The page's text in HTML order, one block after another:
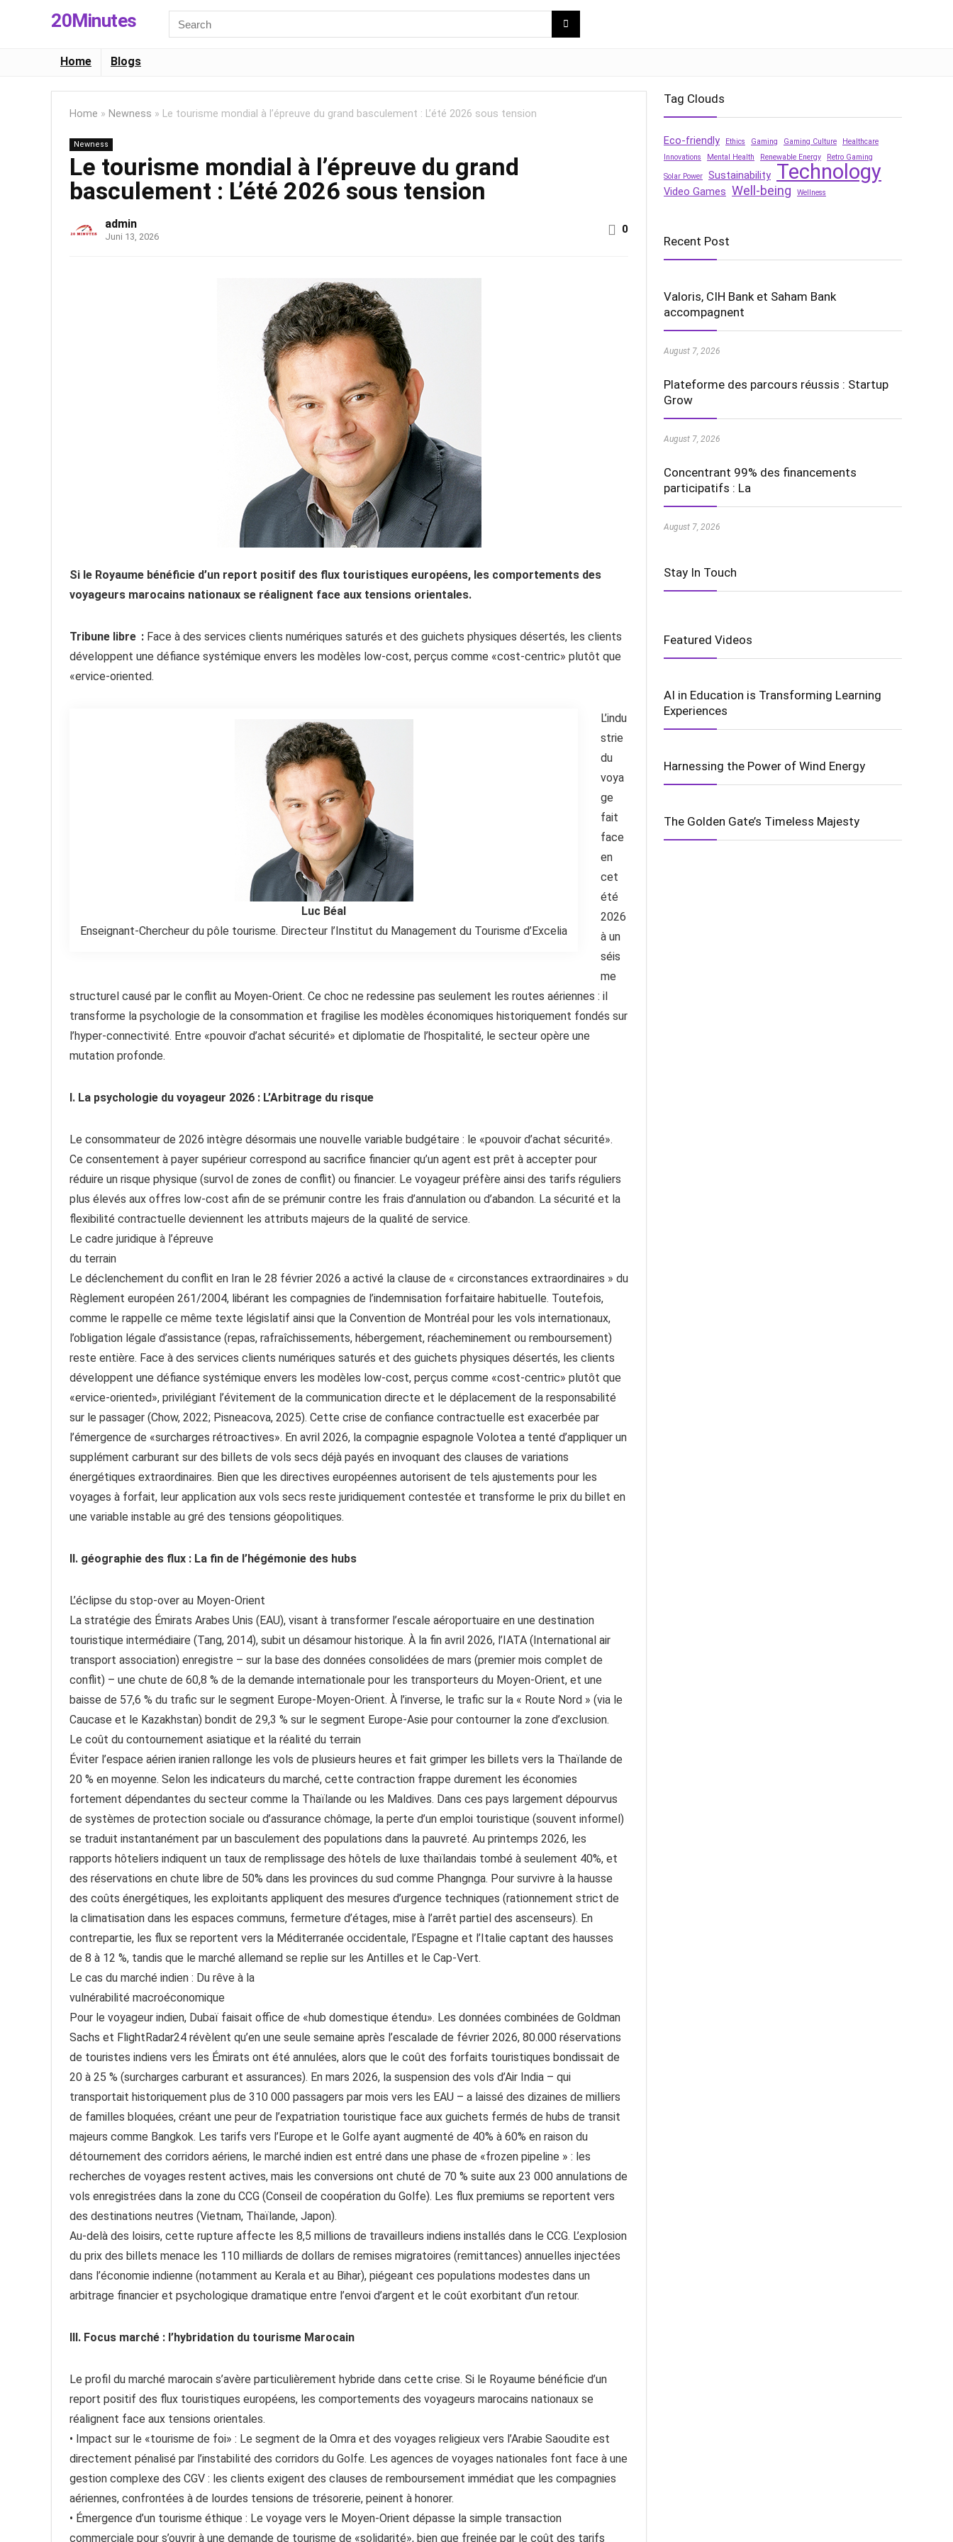
20Minutes
for:
Home Blogs
Home » Newness » Le tourisme mondial à l’épreuve du grand basculement : L’été 2026 sous tension
Newness
Le tourisme mondial à l’épreuve du grand
basculement : L’été 2026 sous tension
admin
Juni 13, 2026
0
Si le Royaume bénéficie d’un report positif des flux touristiques européens, les comportements des
voyageurs marocains nationaux se réalignent face aux tensions orientales.
Tribune libre : Face à des services clients numériques saturés et des guichets physiques désertés, les clients
développent une défiance systémique envers les modèles low-cost, perçus comme «cost-centric» plutôt que
«ervice-oriented.
Luc Béal
Enseignant-Chercheur du pôle tourisme. Directeur l’Institut du Management du Tourisme d’Excelia
L’indu
strie
du
voya
ge
fait
face
en
cet
été
2026
à un
séis
me
structurel causé par le conflit au Moyen-Orient. Ce choc ne redessine pas seulement les routes aériennes : il
transforme la psychologie de la consommation et fragilise les modèles économiques historiquement fondés sur
l’hyper-connectivité. Entre «pouvoir d’achat sécurité» et diplomatie de l’hospitalité, le secteur opère une
mutation profonde.
I. La psychologie du voyageur 2026 : L’Arbitrage du risque
Le consommateur de 2026 intègre désormais une nouvelle variable budgétaire : le «pouvoir d’achat sécurité».
Ce consentement à payer supérieur correspond au sacrifice financier qu’un agent est prêt à accepter pour
réduire un risque physique (survol de zones de conflit) ou financier. Le voyageur préfère ainsi des tarifs réguliers
plus élevés aux offres low-cost afin de se prémunir contre les frais d’annulation ou d’abandon. La sécurité et la
flexibilité contractuelle deviennent les attributs majeurs de la qualité de service.
Le cadre juridique à l’épreuve
du terrain
Le déclenchement du conflit en Iran le 28 février 2026 a activé la clause de « circonstances extraordinaires » du
Règlement européen 261/2004, libérant les compagnies de l’indemnisation forfaitaire habituelle. Toutefois,
comme le rappelle ce même texte législatif ainsi que la Convention de Montréal pour les vols internationaux,
l’obligation légale d’assistance (repas, rafraîchissements, hébergement, réacheminement ou remboursement)
reste entière. Face à des services clients numériques saturés et des guichets physiques désertés, les clients
développent une défiance systémique envers les modèles low-cost, perçus comme «cost-centric» plutôt que
«ervice-oriented», privilégiant l’évitement de la communication directe et le déplacement de la responsabilité
sur le passager (Chow, 2022; Pisneacova, 2025). Cette crise de confiance contractuelle est exacerbée par
l’émergence de «surcharges rétroactives». En avril 2026, la compagnie espagnole Volotea a tenté d’appliquer un
supplément carburant sur des billets de vols secs déjà payés en invoquant des clauses de variations
énergétiques extraordinaires. Bien que les directives européennes autorisent de tels ajustements pour les
voyages à forfait, leur application aux vols secs reste juridiquement contestée et transforme le prix du billet en
une variable instable au gré des tensions géopolitiques.
II. géographie des flux : La fin de l’hégémonie des hubs
L’éclipse du stop-over au Moyen-Orient
La stratégie des Émirats Arabes Unis (EAU), visant à transformer l’escale aéroportuaire en une destination
touristique intermédiaire (Tang, 2014), subit un désamour historique. À la fin avril 2026, l’IATA (International air
transport association) enregistre – sur la base des données consolidées de mars (premier mois complet de
conflit) – une chute de 60,8 % de la demande internationale pour les transporteurs du Moyen-Orient, et une
baisse de 57,6 % du trafic sur le segment Europe-Moyen-Orient. À l’inverse, le trafic sur la « Route Nord » (via le
Caucase et le Kazakhstan) bondit de 29,3 % sur le segment Europe-Asie pour contourner la zone d’exclusion.
Le coût du contournement asiatique et la réalité du terrain
Éviter l’espace aérien iranien rallonge les vols de plusieurs heures et fait grimper les billets vers la Thaïlande de
20 % en moyenne. Selon les indicateurs du marché, cette contraction frappe durement les économies
fortement dépendantes du secteur comme la Thaïlande ou les Maldives. Dans ces pays largement dépourvus
de systèmes de protection sociale ou d’assurance chômage, la perte d’un emploi touristique (souvent informel)
se traduit instantanément par un basculement des populations dans la pauvreté. Au printemps 2026, les
rapports hôteliers indiquent un taux de remplissage des hôtels de luxe thaïlandais tombé à seulement 40%, et
des réservations en chute libre de 50% dans les provinces du sud comme Phangnga. Pour survivre à la hausse
des coûts énergétiques, les exploitants appliquent des mesures d’urgence techniques (rationnement strict de
la climatisation dans les espaces communs, fermeture d’étages, mise à l’arrêt partiel des ascenseurs). En
contrepartie, les flux se reportent vers la Méditerranée occidentale, l’Espagne et l’Italie captant des hausses
de 8 à 12 %, tandis que le marché allemand se replie sur les Antilles et le Cap-Vert.
Le cas du marché indien : Du rêve à la
vulnérabilité macroéconomique
Pour le voyageur indien, Dubaï faisait office de «hub domestique étendu». Les données combinées de Goldman
Sachs et FlightRadar24 révèlent qu’en une seule semaine après l’escalade de février 2026, 80.000 réservations
de touristes indiens vers les Émirats ont été annulées, alors que le coût des forfaits touristiques bondissait de
20 à 25 % (surcharges carburant et assurances). En mars 2026, la suspension des vols d’Air India – qui
transportait historiquement plus de 310 000 passagers par mois vers les EAU – a laissé des dizaines de milliers
de familles bloquées, créant une peur de l’expatriation touristique face aux guichets fermés de hubs de transit
majeurs comme Bangkok. Les tarifs vers l’Europe et le Golfe ayant augmenté de 40% à 60% en raison du
détournement des corridors aériens, le marché indien est entré dans une phase de «frozen pipeline » : les
recherches de voyages restent actives, mais les conversions ont chuté de 70 % suite aux 23 000 annulations de
vols enregistrées dans la zone du CCG (Conseil de coopération du Golfe). Les flux premiums se reportent vers
des destinations neutres (Vietnam, Thaïlande, Japon).
Au-delà des loisirs, cette rupture affecte les 8,5 millions de travailleurs indiens installés dans le CCG. L’explosion
du prix des billets menace les 110 milliards de dollars de remises migratoires (remittances) annuelles injectées
dans l’économie indienne (notamment au Kerala et au Bihar), piégeant ces populations modestes dans un
arbitrage financier et psychologique dramatique entre l’envoi d’argent et le coût exorbitant d’un retour.
III. Focus marché : l’hybridation du tourisme Marocain
Le profil du marché marocain s’avère particulièrement hybride dans cette crise. Si le Royaume bénéficie d’un
report positif des flux touristiques européens, les comportements des voyageurs marocains nationaux se
réalignent face aux tensions orientales.
• Impact sur le «tourisme de foi» : Le segment de la Omra et des voyages religieux vers l’Arabie Saoudite est
directement pénalisé par l’instabilité des corridors du Golfe. Les agences de voyages nationales font face à une
gestion complexe des CGV : les clients exigent des clauses de remboursement immédiat que les compagnies
aériennes, confrontées à de lourdes tensions de trésorerie, peinent à honorer.
• Émergence d’un tourisme éthique : Le voyage vers le Moyen-Orient dépasse la simple transaction
commerciale pour s’ouvrir à une demande de tourisme de «solidarité», bien que freinée par le coût des tarifs
Tag Clouds
Eco-friendly Ethics Gaming Gaming Culture
Healthcare
Innovations
Mental Health Renewable Energy Retro Gaming
Solar Power Sustainability Technology
Video Games Well-being Wellness
Recent Post
Valoris, CIH Bank et Saham Bank
accompagnent
August 7, 2026
Plateforme des parcours réussis : Startup
Grow
August 7, 2026
Concentrant 99% des financements
participatifs : La
August 7, 2026
Stay In Touch
Featured Videos
AI in Education is Transforming Learning
Experiences
Harnessing the Power of Wind Energy
The Golden Gate’s Timeless Majesty